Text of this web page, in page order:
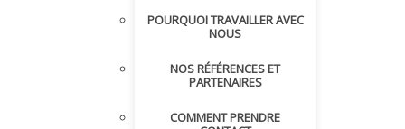
POURQUOI TRAVAILLER AVEC
NOUS
NOS RÉFÉRENCES ET
PARTENAIRES
COMMENT PRENDRE